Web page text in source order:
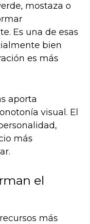
mostaza o
Es una de esas
bien
es más
aporta
visual. El
más
el
más